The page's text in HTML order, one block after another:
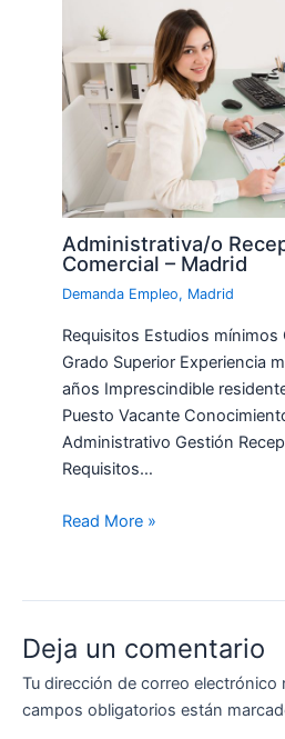
Administrativa/o
Comercial – Madrid
Demanda Empleo, Madrid
Requisitos Estudios mínimos
Grado Superior Experiencia
años Imprescindible
Puesto Vacante
Administrativo Gestión
Requisitos…
Read More »
Deja un comentario
Tu dirección de correo electrónico
campos obligatorios están